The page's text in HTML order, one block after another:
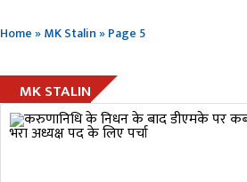
Home»MK Stalin»Page 5
MK STALIN